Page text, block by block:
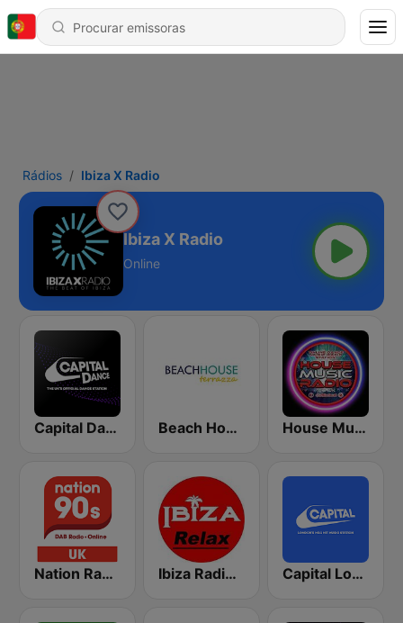
Rádios Ibiza X Radio
Ibiza X Radio
Online
Capital Dance Beach House Radio Terrazza House Music Radio
Nation Radio 90s Ibiza Radios - Relax Capital London